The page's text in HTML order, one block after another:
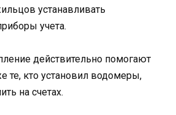
устанавливать
учета.
действительно помогают
те, кто установил водомеры,
на счетах.